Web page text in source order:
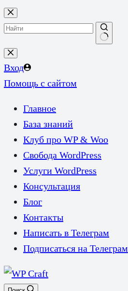
Перейти
к
Ничего
не
найдено
Вход
Помощь с сайтом
Главное
База знаний
Клуб про WP & Woo
Свобода WordPress
Услуги WordPress
Консультация
Блог
Контакты
Написать в Телеграм
Подписаться на Телеграм